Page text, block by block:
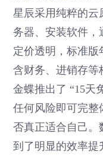
星辰采用纯粹的云
务器、安装软件，
定价透明，标准版
含财务、进销存等
金蝶推出了 “15天
任何风险即可完整
否真正适合自己。
到了明显的效率提